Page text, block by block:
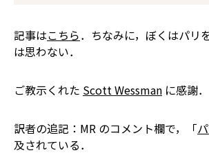
記事はこちら．ちなみに，ぼくはパリ
は思わない．
ご教示くれた Scott Wessman に感謝．
訳者の追記：MR のコメント欄で，「
及されている．